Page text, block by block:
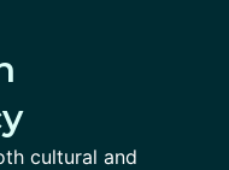
cultural and